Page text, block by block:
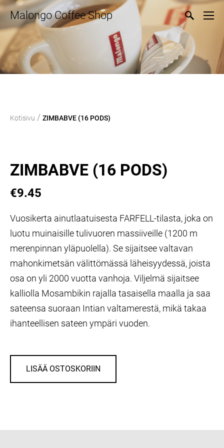
Malongo Coffee Shop
Kotisivu / ZIMBABVE (16 PODS)
ZIMBABVE (16 PODS)
€9.45
Vuosikerta ainutlaatuisesta FARFELL-tilasta, joka on
luotu muinaisille tulivuoren massiiveille (1200 m
merenpinnan yläpuolella). Se sijaitsee valtavan
mahonkimetsän välittömässä läheisyydessä, joista
osa on yli 2000 vuotta vanhoja. Viljelmä sijaitsee
kalliolla Mosambikin rajalla tasaisella maalla ja saa
sateensa suoraan Intian valtamerestä, mikä takaa
ihanteellisen sateen ympäri vuoden.
LISÄÄ OSTOSKORIIN